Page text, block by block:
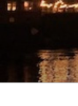
Zum
Inhalt